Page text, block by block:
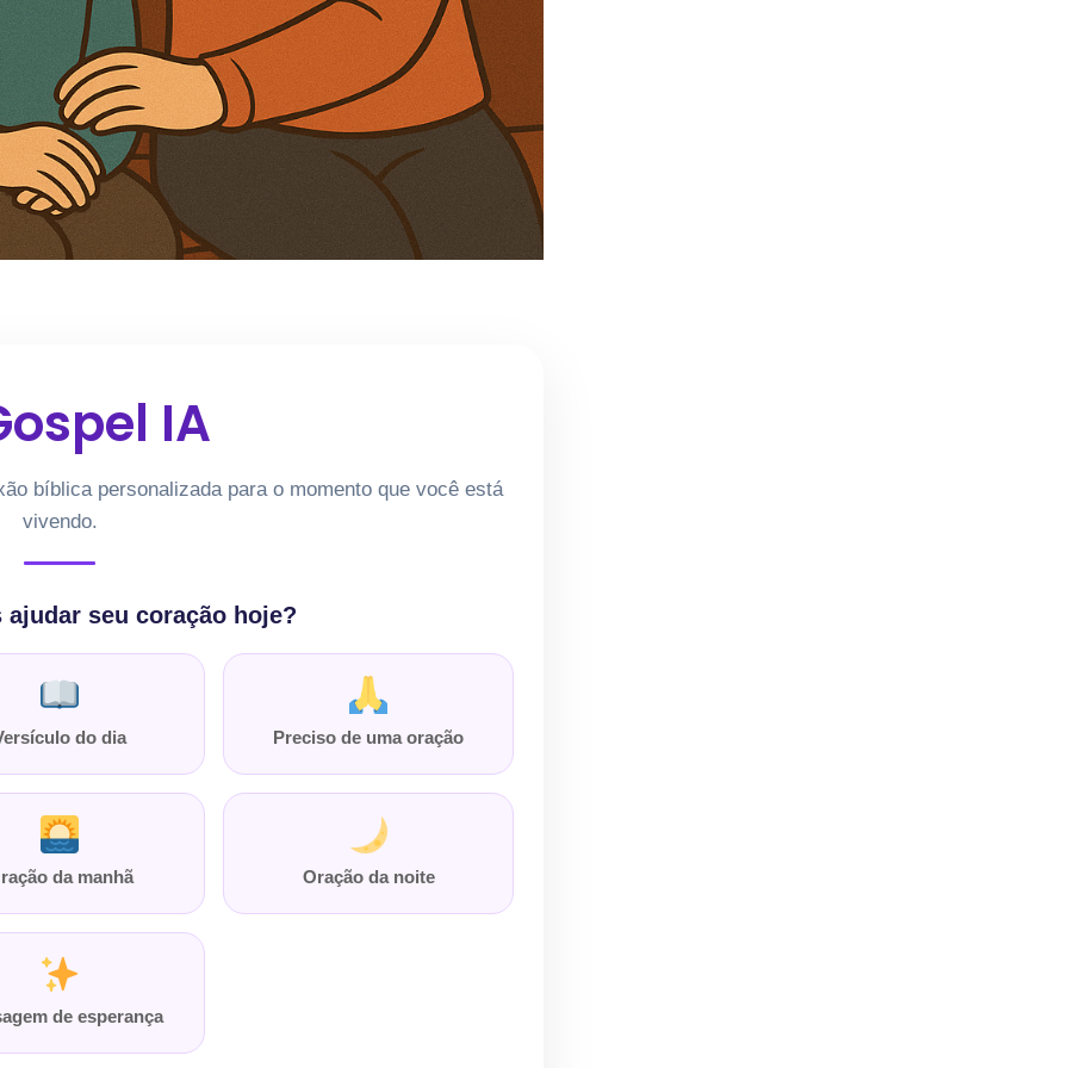
IA
bíblica personalizada para o momento que você está
vivendo.
ajudar seu coração hoje?
do dia Preciso de uma oração
da manhã Oração da noite
de esperança